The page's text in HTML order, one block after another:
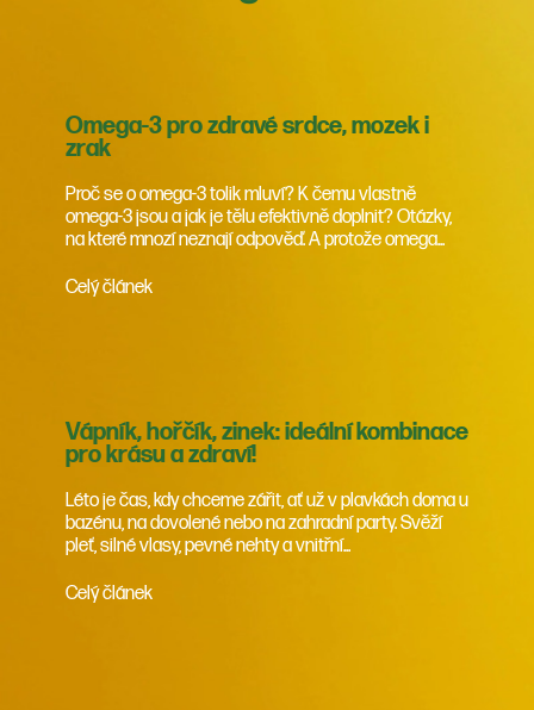
Omega-3 pro zdravé srdce, mozek i
zrak
Proč se o omega-3 tolik mluví? K čemu vlastně
omega-3 jsou a jak je tělu efektivně doplnit? Otázky,
na které mnozí neznají odpověď. A protože omega...
Celý článek
Vápník, hořčík, zinek: ideální kombinace
pro krásu a zdraví!
Léto je čas, kdy chceme zářit, ať už v plavkách doma u
bazénu, na dovolené nebo na zahradní party. Svěží
pleť, silné vlasy, pevné nehty a vnitřní...
Celý článek